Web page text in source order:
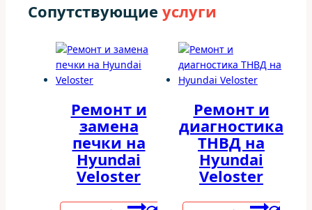
Сопутствующие услуги
Ремонт и
замена
печки на
Hyundai
Veloster
Ремонт и
диагностика
ТНВД на
Hyundai
Veloster